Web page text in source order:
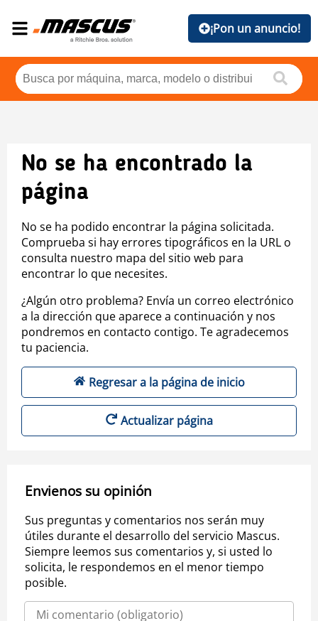
¡Pon un anuncio!
No se ha encontrado la
página
No se ha podido encontrar la página solicitada.
Comprueba si hay errores tipográficos en la URL o
consulta nuestro mapa del sitio web para
encontrar lo que necesites.
¿Algún otro problema? Envía un correo electrónico
a la dirección que aparece a continuación y nos
pondremos en contacto contigo. Te agradecemos
tu paciencia.
Regresar a la página de inicio
Actualizar página
Envienos su opinión
Sus preguntas y comentarios nos serán muy
útiles durante el desarrollo del servicio Mascus.
Siempre leemos sus comentarios y, si usted lo
solicita, le respondemos en el menor tiempo
posible.